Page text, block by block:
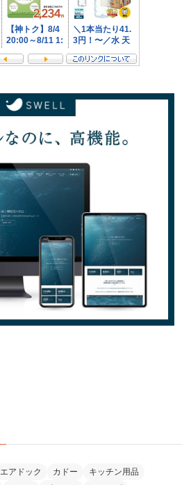
エアドック カドー
キッチン用品